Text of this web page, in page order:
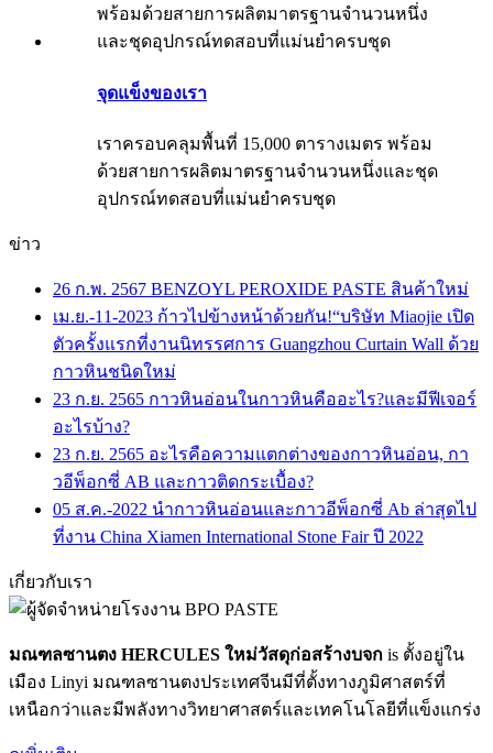
จุดแข็งของเรา
เราครอบคลุมพื้นที่ 15,000 ตารางเมตร พร้อม
ด้วยสายการผลิตมาตรฐานจำนวนหนึ่งและชุด
อุปกรณ์ทดสอบที่แม่นยำครบชุด
ข่าว
26 ก.พ. 2567 BENZOYL PEROXIDE PASTE สินค้าใหม่
เม.ย.-11-2023 ก้าวไปข้างหน้าด้วยกัน!“บริษัท Miaojie เปิด
ตัวครั้งแรกที่งานนิทรรศการ Guangzhou Curtain Wall ด้วย
กาวหินชนิดใหม่
23 ก.ย. 2565 กาวหินอ่อนในกาวหินคืออะไร?และมีฟีเจอร์
อะไรบ้าง?
23 ก.ย. 2565 อะไรคือความแตกต่างของกาวหินอ่อน, กา
วอีพ็อกซี่ AB และกาวติดกระเบื้อง?
05 ส.ค.-2022 นำกาวหินอ่อนและกาวอีพ็อกซี่ Ab ล่าสุดไป
ที่งาน China Xiamen International Stone Fair ปี 2022
เกี่ยวกับเรา
มณฑลซานตง HERCULES ใหม่วัสดุก่อสร้างบจก is ตั้งอยู่ใน
เมือง Linyi มณฑลซานตงประเทศจีนมีที่ตั้งทางภูมิศาสตร์ที่
เหนือกว่าและมีพลังทางวิทยาศาสตร์และเทคโนโลยีที่แข็งแกร่ง